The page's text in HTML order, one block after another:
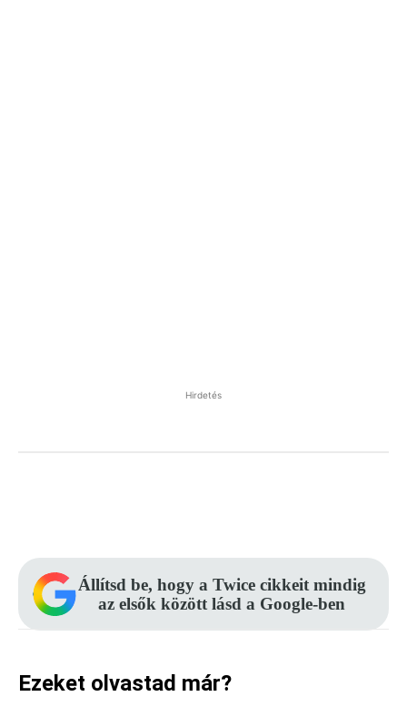
Hirdetés
Állítsd be, hogy a Twice cikkeit mindig
az elsők között lásd a Google-ben
Ezeket olvastad már?